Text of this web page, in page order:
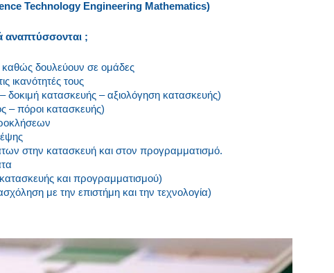
Technology Engineering Mathematics)
αναπτύσσονται ;
δουλεύουν σε ομάδες
ικανότητές τους
κατασκευής – αξιολόγηση κατασκευής)
– πόροι κατασκευής)
στην κατασκευή και στον προγραμματισμό.
και προγραμματισμού)
με την επιστήμη και την τεχνολογία)